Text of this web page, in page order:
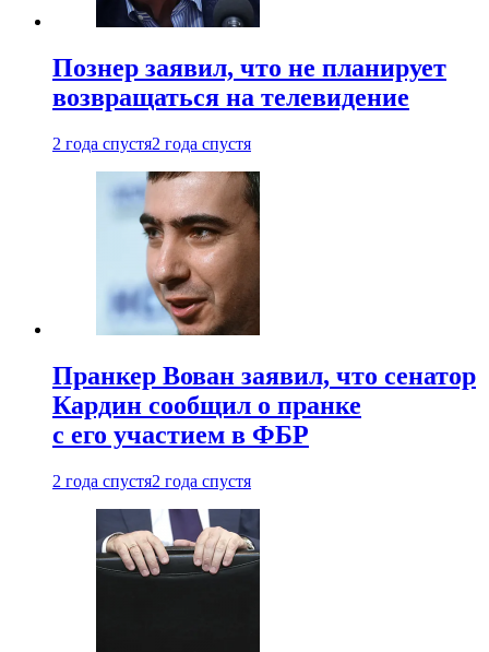
Познер заявил, что не планирует
возвращаться на телевидение
2 года спустя2 года спустя
Пранкер Вован заявил, что сенатор
Кардин сообщил о пранке
с его участием в ФБР
2 года спустя2 года спустя